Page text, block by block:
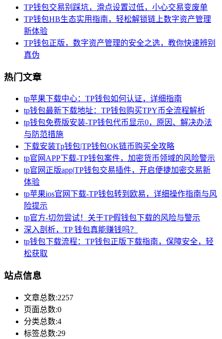
TP钱包交易别踩坑，滑点设置过低，小心交易变废单
TP钱包HB生态实用指南，轻松解锁链上数字资产管理
新体验
TP钱包正版，数字资产管理的安全之选，教你快速辨别
真伪
热门文章
tp苹果下载中心：TP钱包如何认证，详细指南
tp钱包最新下载地址：TP钱包购买TPY币全流程解析
tp钱包免费版安装-TP钱包代币显示0，原因、解决办法
与防范措施
下载安装Tp钱包|TP钱包OK链币购买全攻略
tp官网APP下载-TP钱包案件，加密货币领域的风险警示
tp官网正版app|TP钱包交易插件，开启便捷加密交易新
体验
tp苹果ios官网下载-TP钱包转到欧易，详细操作指南与风
险提示
tp官方-切勿尝试！关于TP假钱包下载的风险与警示
深入剖析，TP 钱包真能赚钱吗？
tp钱包下载流程：TP钱包正版下载指南，保障安全，轻
松获取
站点信息
文章总数:2257
页面总数:0
分类总数:4
标签总数:29